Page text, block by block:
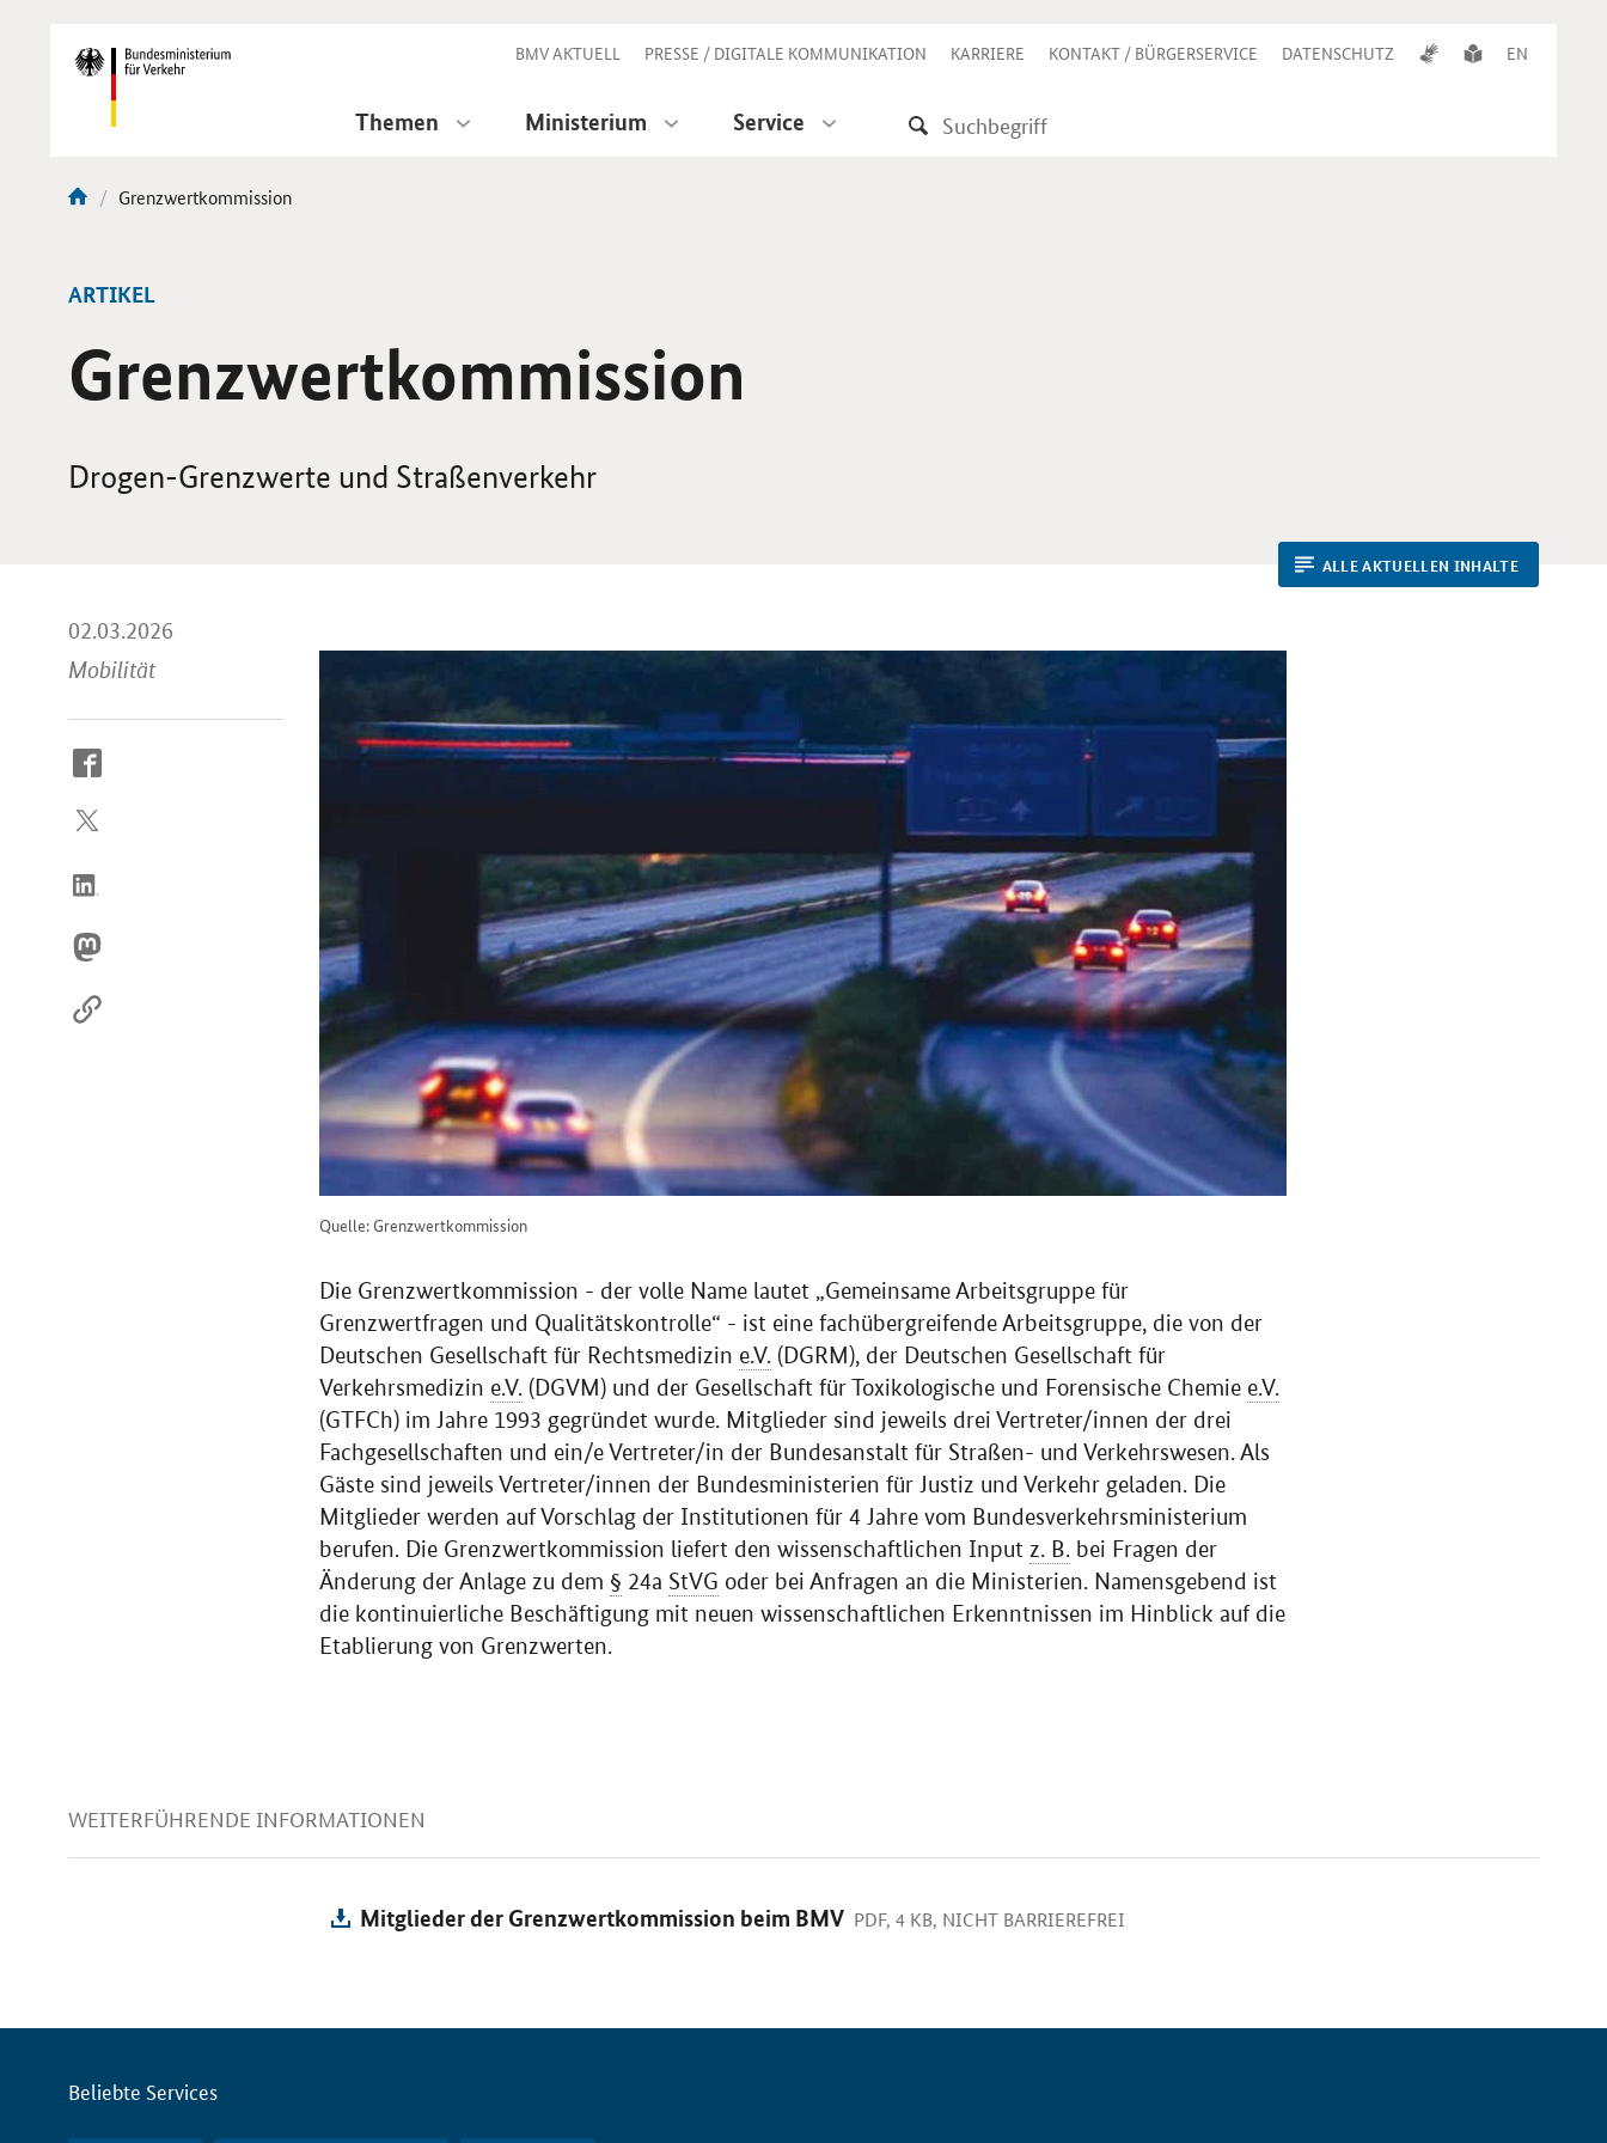
Navigation BMV AKTUELL PRESSE / DIGITALE KOMMUNIKATION KARRIERE KONTAKT / BÜRGERSERVICE DATENSCHUTZ EN
Themen Ministerium Service
Aktuelle
Grenzwertkommission
ARTIKEL
Grenzwertkommission
Drogen-Grenzwerte und Straßenverkehr
ALLE AKTUELLEN INHALTE
02.03.2026
Mobilität
So
Sie
Internet
Quelle: Grenzwertkommission
Die Grenzwertkommission - der volle Name lautet „Gemeinsame Arbeitsgruppe für
Grenzwertfragen und Qualitätskontrolle“ - ist eine fachübergreifende Arbeitsgruppe, die von der
Deutschen Gesellschaft für Rechtsmedizin e.V. (DGRM), der Deutschen Gesellschaft für
Verkehrsmedizin e.V. (DGVM) und der Gesellschaft für Toxikologische und Forensische Chemie e.V.
(GTFCh) im Jahre 1993 gegründet wurde. Mitglieder sind jeweils drei Vertreter/innen der drei
Fachgesellschaften und ein/e Vertreter/in der Bundesanstalt für Straßen- und Verkehrswesen. Als
Gäste sind jeweils Vertreter/innen der Bundesministerien für Justiz und Verkehr geladen. Die
Mitglieder werden auf Vorschlag der Institutionen für 4 Jahre vom Bundesverkehrsministerium
berufen. Die Grenzwertkommission liefert den wissenschaftlichen Input z. B. bei Fragen der
Änderung der Anlage zu dem § 24a StVG oder bei Anfragen an die Ministerien. Namensgebend ist
die kontinuierliche Beschäftigung mit neuen wissenschaftlichen Erkenntnissen im Hinblick auf die
Etablierung von Grenzwerten.
WEITERFÜHRENDE INFORMATIONEN
Mitglieder der Grenzwertkommission beim BMV PDF, 4 KB, NICHT BARRIEREFREI
Servicemenü
Beliebte Services